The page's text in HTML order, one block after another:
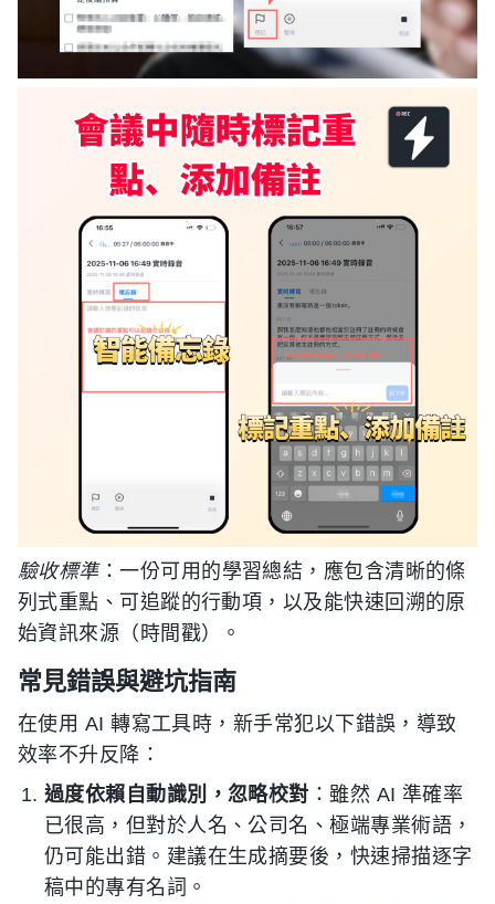
驗收標準：一份可用的學習總結，應包含清晰的條
列式重點、可追蹤的行動項，以及能快速回溯的原
始資訊來源（時間戳）。
常見錯誤與避坑指南
在使用 AI 轉寫工具時，新手常犯以下錯誤，導致
效率不升反降：
過度依賴自動識別，忽略校對 ：雖然 AI 準確率
已很高，但對於人名、公司名、極端專業術語，
仍可能出錯。建議在生成摘要後，快速掃描逐字
稿中的專有名詞。